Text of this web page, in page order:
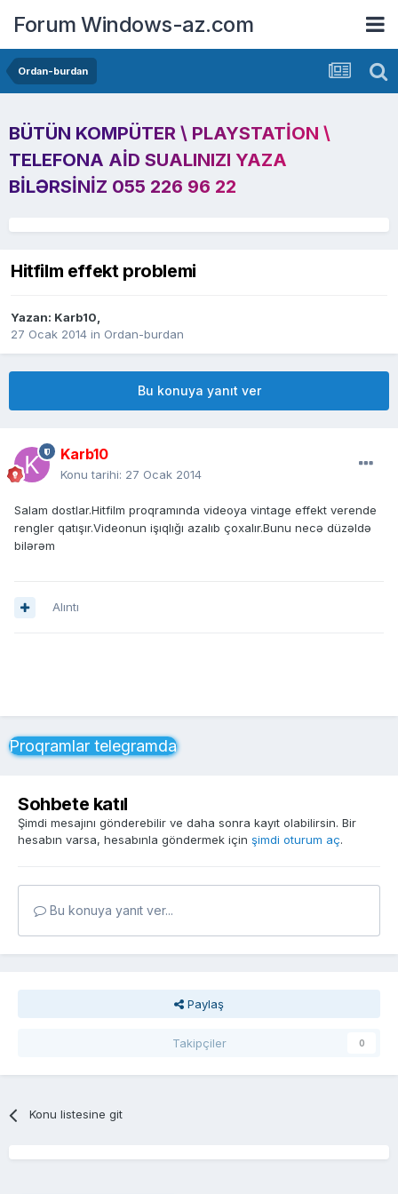
Forum Windows-az.com
Ordan-burdan
BÜTÜN KOMPÜTER \ PLAYSTATION \
TELEFONA AID SUALINIZI YAZA
BILƏRSINIZ 055 226 96 22
Hitfilm effekt problemi
Yazan: Karb10,
27 Ocak 2014 in Ordan-burdan
Bu konuya yanıt ver
Karb10
Konu tarihi: 27 Ocak 2014
Salam dostlar.Hitfilm proqramında videoya vintage effekt verende
rengler qatışır.Videonun işıqlığı azalıb çoxalır.Bunu necə düzəldə
bilərəm
Alıntı
Proqramlar telegramda
Sohbete katıl
Şimdi mesajını gönderebilir ve daha sonra kayıt olabilirsin. Bir
hesabın varsa, hesabınla göndermek için şimdi oturum aç.
Bu konuya yanıt ver...
Paylaş
Takipçiler 0
Konu listesine git